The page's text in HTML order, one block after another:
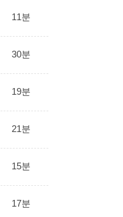
11분
30분
19분
21분
15분
17분